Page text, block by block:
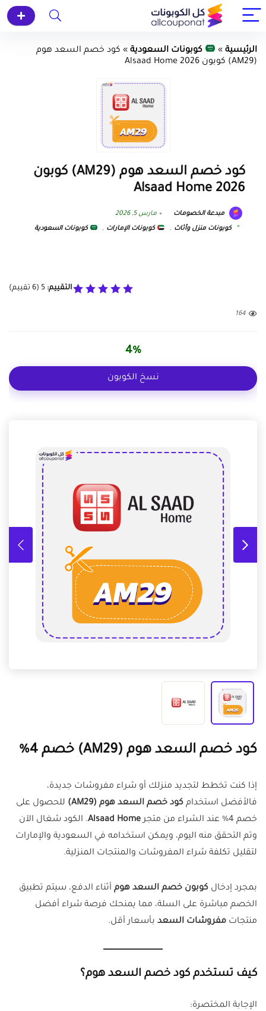
الرئيسية » كوبونات السعودية » كود خصم السعد هوم
(AM29) كوبون Alsaad Home 2026
كود خصم السعد هوم (AM29) كوبون
Alsaad Home 2026
مبدعة الخصومات مارس 5, 2026
كوبونات منزل وأثاث , كوبونات الإمارات , كوبونات السعودية
التقييم: 5
(
6 تقييم)
164
4%
نسخ الكوبون
كود خصم السعد هوم (AM29) خصم 4%
إذا كنت تخطط لتجديد منزلك أو شراء مفروشات جديدة،
فالأفضل استخدام كود خصم السعد هوم (AM29)
للحصول على
خصم 4% عند الشراء من متجر
Alsaad Home. الكود شغال الآن
وتم التحقق منه اليوم، ويمكن استخدامه في السعودية والإمارات
لتقليل تكلفة شراء المفروشات والمنتجات المنزلية.
بمجرد إدخال كوبون خصم السعد هوم أثناء الدفع، سيتم تطبيق
الخصم مباشرة على السلة، مما يمنحك فرصة شراء أفضل
منتجات مفروشات السعد بأسعار أقل.
كيف تستخدم كود خصم السعد هوم؟
الإجابة المختصرة: